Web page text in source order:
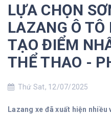
LỰA CHỌN
LAZANG Ô
TẠO ĐIỂM
THỂ THAO -
Thứ Sat, 12/07/2025
Lazang xe đã xuất hiện